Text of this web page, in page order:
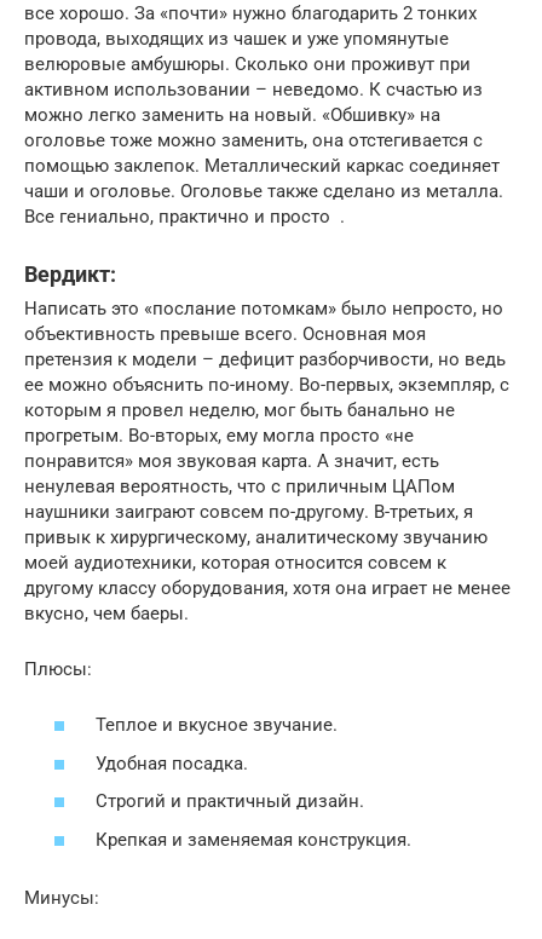
все хорошо. За «почти» нужно благодарить 2 тонких
провода, выходящих из чашек и уже упомянутые
велюровые амбушюры. Сколько они проживут при
активном использовании – неведомо. К счастью из
можно легко заменить на новый. «Обшивку» на
оголовье тоже можно заменить, она отстегивается с
помощью заклепок. Металлический каркас соединяет
чаши и оголовье. Оголовье также сделано из металла.
Все гениально, практично и просто .
Вердикт:
Написать это «послание потомкам» было непросто, но
объективность превыше всего. Основная моя
претензия к модели – дефицит разборчивости, но ведь
ее можно объяснить по-иному. Во-первых, экземпляр, с
которым я провел неделю, мог быть банально не
прогретым. Во-вторых, ему могла просто «не
понравится» моя звуковая карта. А значит, есть
ненулевая вероятность, что с приличным ЦАПом
наушники заиграют совсем по-другому. В-третьих, я
привык к хирургическому, аналитическому звучанию
моей аудиотехники, которая относится совсем к
другому классу оборудования, хотя она играет не менее
вкусно, чем баеры.
Плюсы:
Теплое и вкусное звучание.
Удобная посадка.
Строгий и практичный дизайн.
Крепкая и заменяемая конструкция.
Минусы: